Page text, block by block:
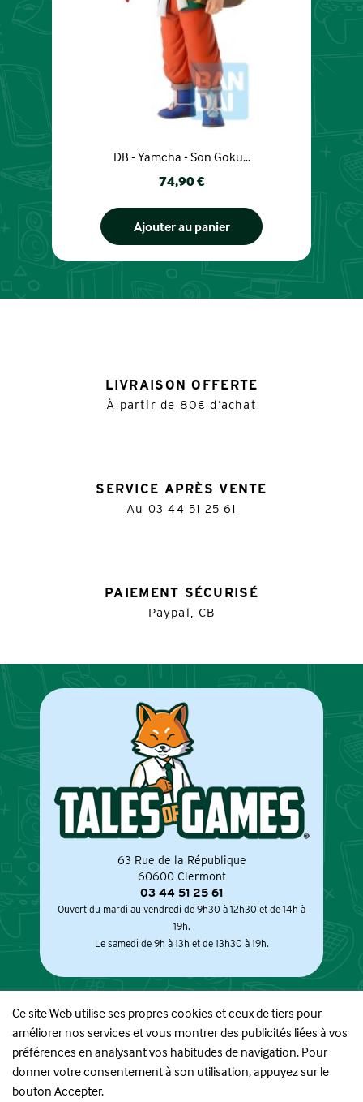
DB - Yamcha - Son Goku...
Prix
74,90 €
Ajouter au panier
LIVRAISON OFFERTE
À partir de 80€ d’achat
SERVICE APRÈS VENTE
Au 03 44 51 25 61
PAIEMENT SÉCURISÉ
Paypal, CB
63 Rue de la République
60600 Clermont
03 44 51 25 61
Ouvert du mardi au vendredi de 9h30 à 12h30 et de 14h à
19h.
Le samedi de 9h à 13h et de 13h30 à 19h.
À PROPOS
BOUTIQUE
Ce site Web utilise ses propres cookies et ceux de tiers pour
améliorer nos services et vous montrer des publicités liées à vos
préférences en analysant vos habitudes de navigation. Pour
donner votre consentement à son utilisation, appuyez sur le
bouton Accepter.